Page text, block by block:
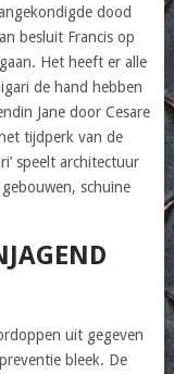
dood
besluit Francis op
Het heeft er alle
de hand hebben
Jane door Cesare
tijdperk van de
speelt architectuur
schuine
uit gegeven
bleek. De